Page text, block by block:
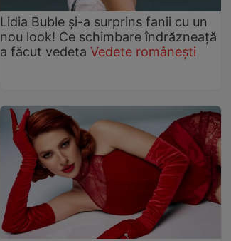
Lidia Buble și-a surprins fanii cu un
nou look! Ce schimbare îndrăzneață
a făcut vedeta Vedete românești